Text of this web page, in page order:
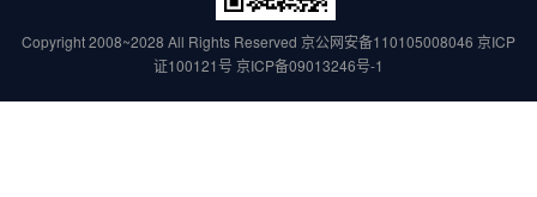
Copyright 2008~2028 All Rights Reserved 京公网安备110105008046 京ICP
证100121号 京ICP备09013246号-1